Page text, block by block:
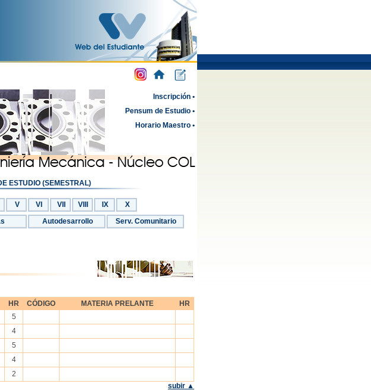
Inscripción •
Pensum de Estudio •
Horario Maestro •
ESTUDIO (SEMESTRAL)
V VI VII VIII IX
X
Autodesarrollo Serv. Comunitario
HR CÓDIGO MATERIA PRELANTE
HR
5
4
5
4
2
subir ▲